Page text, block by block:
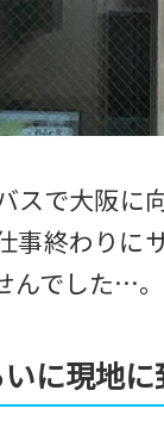
スで大阪に
事終わりに
んでした…。
に現地に